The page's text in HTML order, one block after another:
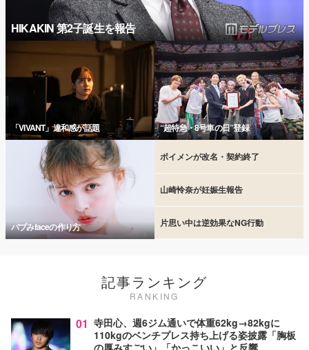
HIKAKIN 第2子誕生を報告
「VIVANT」違和感が話題 “超特急・8号車の日”登録
バブみfaceの作り方
ボイメンが改名・契約終了
山崎怜奈が妊娠生報告
片思い中は逆効果なNG行動
記事ランキング
RANKING
01 寺田心、週6ジム通いで体重62kg→82kgに
110kgのベンチプレス持ち上げる姿披露「胸板